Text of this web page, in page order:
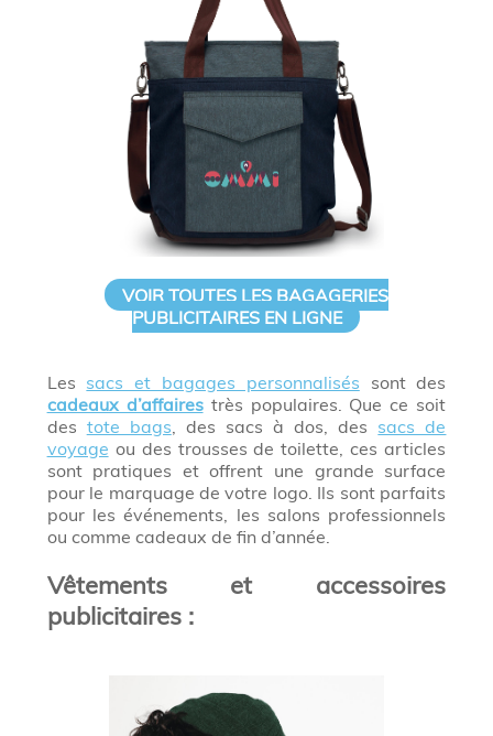
VOIR TOUTES LES BAGAGERIES
PUBLICITAIRES EN LIGNE
Les sacs et bagages personnalisés sont des
cadeaux d’affairestrès populaires. Que ce soit
des tote bags, des sacs à dos, des sacs de
voyage ou des trousses de toilette, ces articles
sont pratiques et offrent une grande surface
pour le marquage de votre logo. Ils sont parfaits
pour les événements, les salons professionnels
ou comme cadeaux de fin d’année.
Vêtements et accessoires
publicitaires :